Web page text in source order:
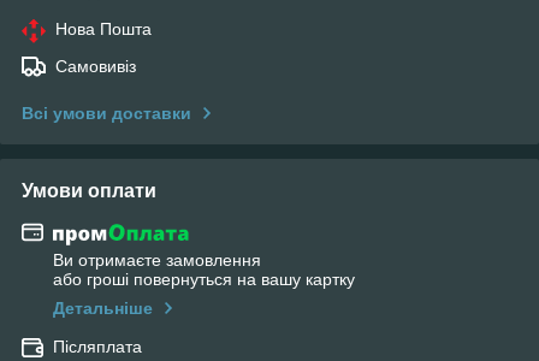
Нова Пошта
Самовивіз
Всі умови доставки
Умови оплати
Ви отримаєте замовлення
або гроші повернуться на вашу картку
Детальніше
Післяплата